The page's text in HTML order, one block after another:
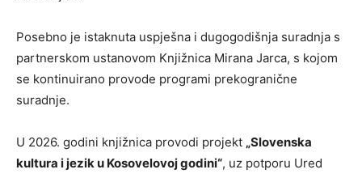
Posebno je istaknuta uspješna i dugogodišnja suradnja s
partnerskom ustanovom Knjižnica Mirana Jarca, s kojom
se kontinuirano provode programi prekogranične
suradnje.
U 2026. godini knjižnica provodi projekt „Slovenska
kultura i jezik u Kosovelovoj godini“, uz potporu Ured